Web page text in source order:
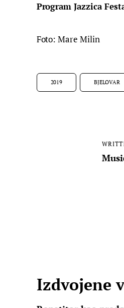
Program Jazzica
Foto: Mare Milin
2019 BJELOVAR
Izdvojene